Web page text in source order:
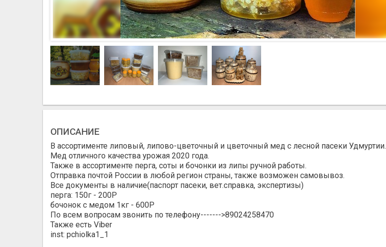
ОПИСАНИЕ
В ассортименте липовый, липово-цветочный и цветочный мед с лесной пасеки Удмуртии.
Мед отличного качества урожая 2020 года.
Также в ассортименте перга, соты и бочонки из липы ручной работы.
Отправка почтой России в любой регион страны, также возможен самовывоз.
Все документы в наличие(паспорт пасеки, вет.справка, экспертизы)
перга: 150г - 200Р
бочонок с медом 1кг - 600Р
По всем вопросам звонить по телефону------->89024258470
Также есть Viber
inst: pchiolka1_1